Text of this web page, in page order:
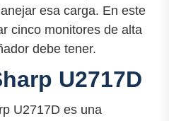
esa carga. En este
cinco monitores de alta
debe tener.
U2717D
U2717D es una